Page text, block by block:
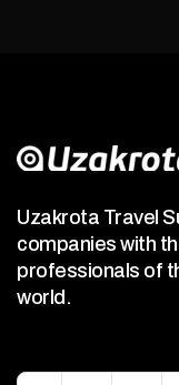
Uzakrota Travel
companies with
professionals of
world.